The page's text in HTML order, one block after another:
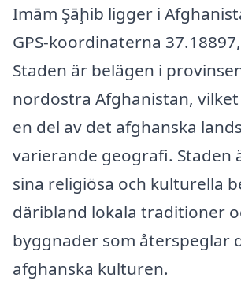
Imām Şāḩib ligger i
GPS-koordinaterna
Staden är belägen i
nordöstra Afghanistan,
en del av det afghanska
varierande geografi. Staden
sina religiösa och kulturella
däribland lokala traditioner
byggnader som återspeglar
afghanska kulturen.